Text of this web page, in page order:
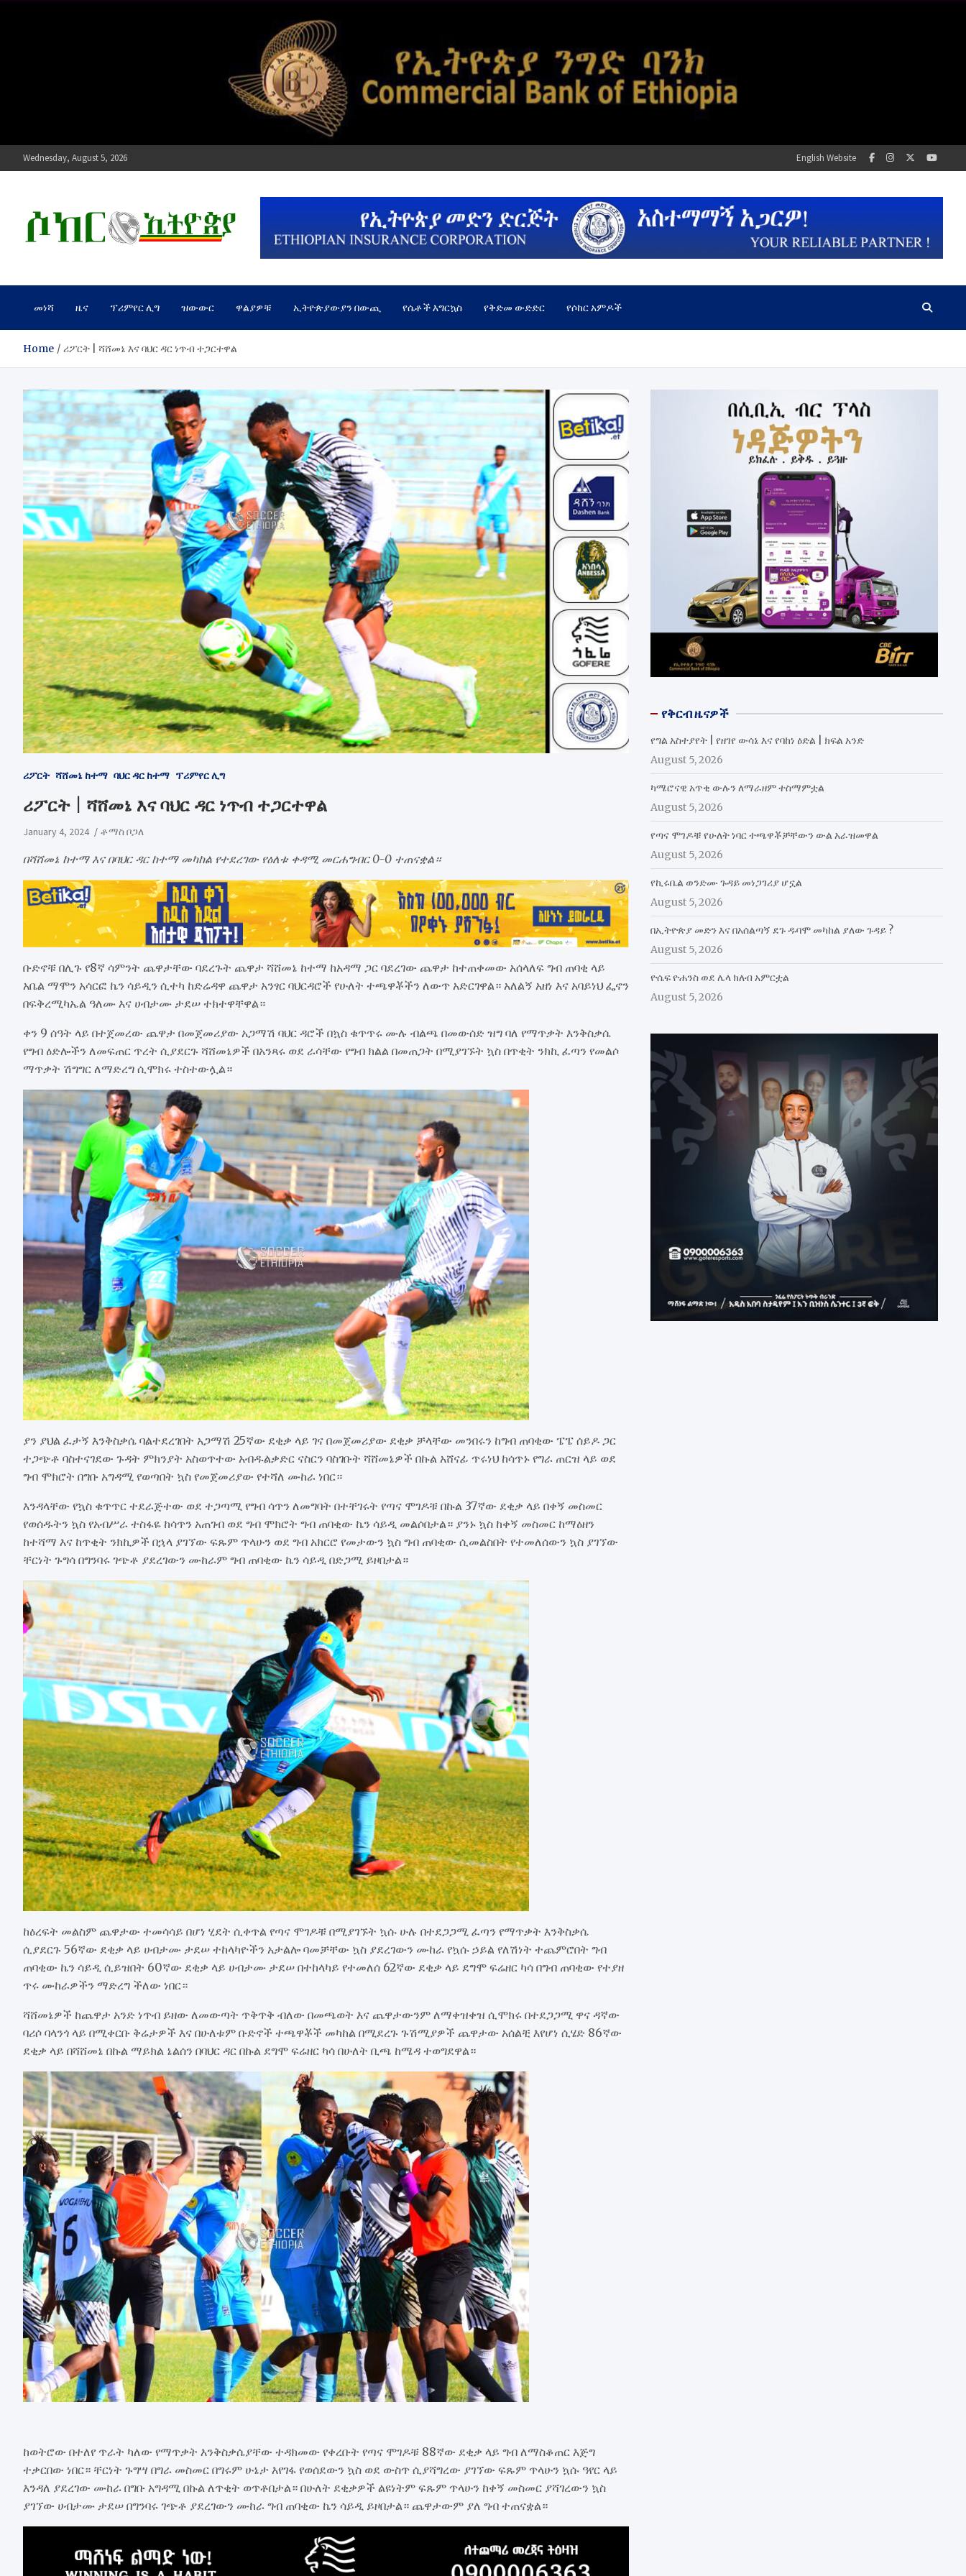
Wednesday, August 5, 2026 English Website
ሶከር ኢትዮጵያ
መነሻ ዜና ፕሪምየር ሊግ ዝውውር ዋልያዎቹ ኢትዮጵያውያን በውጪ የሴቶች እግርኳስ የቅድመ ውድድር የሶከር አምዶች
Home ሪፖርት | ሻሸመኔ እና ባህር ዳር ነጥብ ተጋርተዋል
ሪፖርት ሻሸመኔ ከተማ ባህር ዳር ከተማ ፕሪምየር ሊግ
ሪፖርት | ሻሸመኔ እና ባህር ዳር ነጥብ ተጋርተዋል
January 4, 2024 ቶማስ ቦጋለ
በሻሸመኔ ከተማ እና በባህር ዳር ከተማ መካከል የተደረገው የዕለቱ ቀዳሚ መርሐግብር 0-0 ተጠናቋል።
ቡድኖቹ በሊጉ የ8ኛ ሳምንት ጨዋታቸው ባደረጉት ጨዋታ ሻሸመኔ ከተማ ከአዳማ ጋር ባደረገው ጨዋታ ከተጠቀመው አሰላለፍ ግብ ጠባቂ ላይ
አቤል ማሞን አሳርፎ ኬን ሳይዲን ሲተካ ከድሬዳዋ ጨዋታ አንፃር ባህርዳሮች የሁለት ተጫዋቾችን ለውጥ አድርገዋል። አለልኝ አዘነ እና አባይነህ ፌኖን
በፍቅረሚካኤል ዓለሙ እና ሀብታሙ ታደሠ ተክተዋቸዋል።
ቀን 9 ሰዓት ላይ በተጀመረው ጨዋታ በመጀመሪያው አጋማሽ ባህር ዳሮች በኳስ ቁጥጥሩ ሙሉ ብልጫ በመውሰድ ዝግ ባለ የማጥቃት እንቅስቃሴ
የግብ ዕድሎችን ለመፍጠር ጥረት ሲያደርጉ ሻሸመኔዎች በአንጻሩ ወደ ራሳቸው የግብ ክልል በመጠጋት በሚያገኙት ኳስ በጥቂት ንክኪ ፈጣን የመልሶ
ማጥቃት ሽግግር ለማድረግ ሲሞክሩ ተስተውሏል።
ያን ያህል ፈታኝ እንቅስቃሴ ባልተደረገበት አጋማሽ 25ኛው ደቂቃ ላይ ገና በመጀመሪያው ደቂቃ ቻላቸው መንበሩን ከግብ ጠባቂው ፔፔ ሰይዶ ጋር
ተጋጭቶ ባስተናገደው ጉዳት ምክንያት አስወጥተው አብዱልቃድር ናስርን ባስገቡት ሻሸመኔዎች በኩል አሸናፊ ጥሩነህ ከሳጥኑ የግራ ጠርዝ ላይ ወደ
ግብ ሞክሮት በግቡ አግዳሚ የወጣበት ኳስ የመጀመሪያው የተሻለ ሙከራ ነበር።
እንዳላቸው የኳስ ቁጥጥር ተደራጅተው ወደ ተጋጣሚ የግብ ሳጥን ለመግባት በተቸገሩት የጣና ሞገዶቹ በኩል 37ኛው ደቂቃ ላይ በቀኝ መስመር
የወሰዱትን ኳስ የአብሥራ ተስፋዬ ከሳጥን አጠገብ ወደ ግብ ሞክሮት ግብ ጠባቂው ኬን ሳይዲ መልሶበታል። ያንኑ ኳስ ከቀኝ መስመር ከማዕዘን
ከተሻማ እና ከጥቂት ንክኪዎች በኋላ ያገኘው ፍጹም ጥላሁን ወደ ግብ አክርሮ የመታውን ኳስ ግብ ጠባቂው ሲመልስበት የተመለሰውን ኳስ ያገኘው
ቸርነት ጉግሳ በግንባሩ ገጭቶ ያደረገውን ሙከራም ግብ ጠባቂው ኬን ሳይዲ በድጋሚ ይዞበታል።
ከዕረፍት መልስም ጨዋታው ተመሳሳይ በሆነ ሂደት ሲቀጥል የጣና ሞገዶቹ በሚያገኙት ኳሱ ሁሉ በተደጋጋሚ ፈጣን የማጥቃት እንቅስቃሴ
ሲያደርጉ 56ኛው ደቂቃ ላይ ሀብታሙ ታደሠ ተከላካዮችን አታልሎ ባመቻቸው ኳስ ያደረገውን ሙከራ የኳሱ ኃይል የለሽነት ተጨምሮበት ግብ
ጠባቂው ኬን ሳይዲ ሲይዝበት 60ኛው ደቂቃ ላይ ሀብታሙ ታደሠ በተከላካይ የተመለሰ 62ኛው ደቂቃ ላይ ደግሞ ፍሬዘር ካሳ በግብ ጠባቂው የተያዘ
ጥሩ ሙከራዎችን ማድረግ ችለው ነበር።
ሻሸመኔዎች ከጨዋታ አንድ ነጥብ ይዘው ለመውጣት ጥቅጥቅ ብለው በመጫወት እና ጨዋታውንም ለማቀዝቀዝ ሲሞክሩ በተደጋጋሚ ዋና ዳኛው
ባሪሶ ባላንጎ ላይ በሚቀርቡ ቅሬታዎች እና በሁለቱም ቡድኖች ተጫዋቾች መካከል በሚደረጉ ጉሽሚያዎች ጨዋታው አሰልቺ እየሆነ ሲሄድ 86ኛው
ደቂቃ ላይ በሻሸመኔ በኩል ማይክል ኔልሰን በባህር ዳር በኩል ደግሞ ፍሬዘር ካሳ በሁለት ቢጫ ከሜዳ ተወግደዋል።
ከወትሮው በተለየ ጥራት ካለው የማጥቃት እንቅስቃሴያቸው ተዳክመው የቀረቡት የጣና ሞገዶቹ 88ኛው ደቂቃ ላይ ግብ ለማስቆጠር እጅግ
ተቃርበው ነበር። ቸርነት ጉግሣ በግራ መስመር በግሩም ሁኔታ እየገፋ የወሰደውን ኳስ ወደ ውስጥ ሲያሻግረው ያገኘው ፍጹም ጥላሁን ኳሱ ዓየር ላይ
እንዳለ ያደረገው ሙከራ በግቡ አግዳሚ በኩል ለጥቂት ወጥቶበታል። በሁለት ደቂቃዎች ልዩነትም ፍጹም ጥላሁን ከቀኝ መስመር ያሻገረውን ኳስ
ያገኘው ሀብታሙ ታደሠ በግንባሩ ገጭቶ ያደረገውን ሙከራ ግብ ጠባቂው ኬን ሳይዲ ይዞበታል። ጨዋታውም ያለ ግብ ተጠናቋል።
የቅርብ ዜናዎች
የግል አስተያየት | የዘገየ ውሳኔ እና የባከነ ዕድል | ክፍል አንድ
August 5, 2026
ካሜሮናዊ አጥቂ ውሉን ለማራዘም ተስማምቷል
August 5, 2026
የጣና ሞገዶቹ የሁለት ነባር ተጫዋቾቻቸውን ውል አራዝመዋል
August 5, 2026
የኪሩቤል ወንድሙ ጉዳይ መነጋገሪያ ሆኗል
August 5, 2026
በኢትዮጵያ መድን እና በአሰልጣኝ ደጉ ዱባሞ መካከል ያለው ጉዳይ ?
August 5, 2026
ዮሴፍ ዮሐንስ ወደ ሌላ ክለብ አምርቷል
August 5, 2026